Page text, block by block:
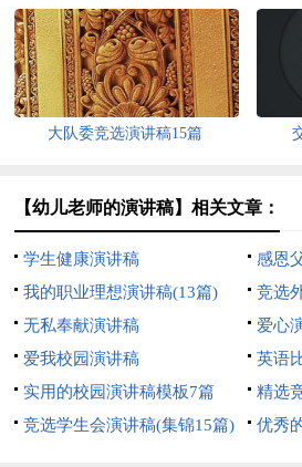
大队委竞选演讲稿15篇
【幼儿老师的演讲稿】相关文章：
学生健康演讲稿
感恩
我的职业理想演讲稿(13篇)
竞选
无私奉献演讲稿
爱心
爱我校园演讲稿
英语
实用的校园演讲稿模板7篇
精选
汇总五
竞选学生会演讲稿(集锦15篇) 优秀